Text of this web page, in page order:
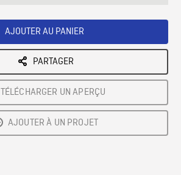
AJOUTER AU PANIER
PARTAGER
TÉLÉCHARGER UN APERÇU
AJOUTER À UN PROJET